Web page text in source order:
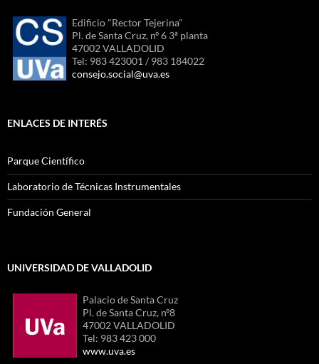
Edificio "Rector Tejerina"
Pl. de Santa Cruz, nº 6 3ª planta
47002 VALLADOLID
Tel: 983 423001 / 983 184022
consejo.social@uva.es
ENLACES DE INTERÉS
Parque Científico
Laboratorio de Técnicas Instrumentales
Fundación General
UNIVERSIDAD DE VALLADOLID
Palacio de Santa Cruz
Pl. de Santa Cruz, nº8
47002 VALLADOLID
Tel: 983 423 000
www.uva.es